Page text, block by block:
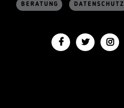
BERATUNG DATENSCHUTZ